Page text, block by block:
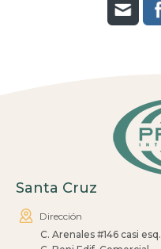
Santa Cruz
Dirección
C. Arenales #146 casi esq.